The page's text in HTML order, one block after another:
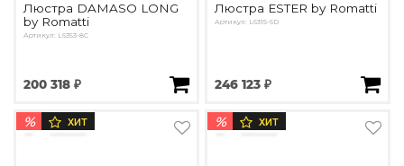
Люстра DAMASO LONG
by Romatti
Артикул: L6353-8C
200 318 ₽
Люстра ESTER by Romatti
Артикул: L6315-6D
246 123 ₽
% ХИТ % ХИТ